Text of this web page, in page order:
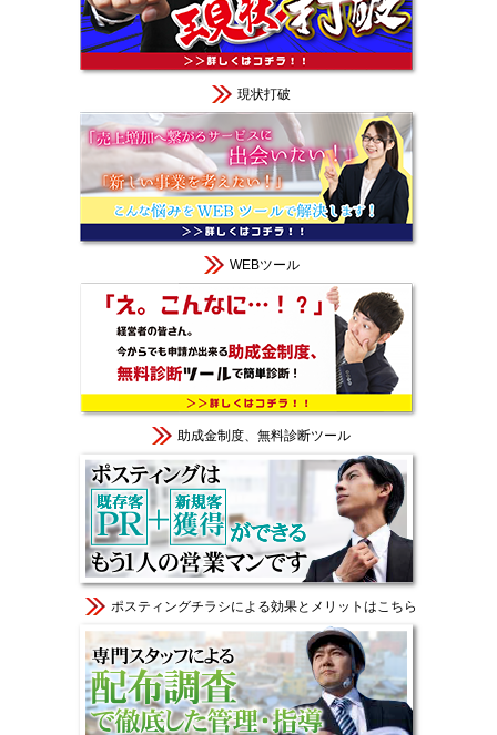
現状打破
WEBツール
助成金制度、無料診断ツール
ポスティングチラシによる効果とメリットはこちら